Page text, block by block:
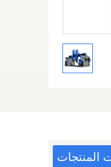
المنتجات